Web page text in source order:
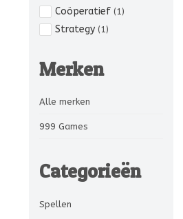
Coöperatief (1)
Strategy (1)
Merken
Alle merken
999 Games
Categorieën
Spellen